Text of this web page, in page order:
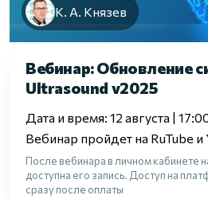
К. А. Князев
Вебинар: Обновление
Ultrasound v2025
Дата и время: 12 августа |
Вебинар пройдет на RuTube и
После вебинара в личном кабинете
доступна его запись. Доступ на
сразу после оплаты